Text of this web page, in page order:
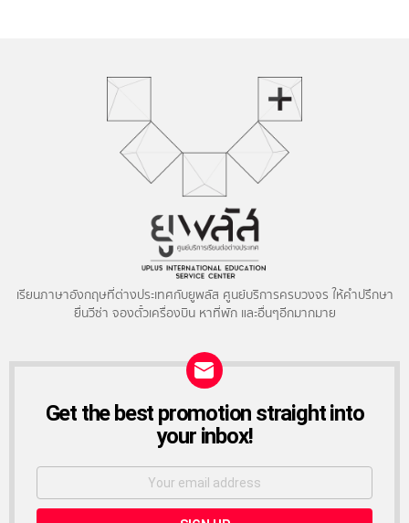
เรียนภาษาอังกฤษที่ต่างประเทศกับยูพลัส ศูนย์บริการครบวงจร ให้คำปรึกษา
ยื่นวีซ่า จองตั๋วเครื่องบิน หาที่พัก และอื่นๆอีกมากมาย
NEWSLETTER
Get the best promotion straight into
your inbox!
Email